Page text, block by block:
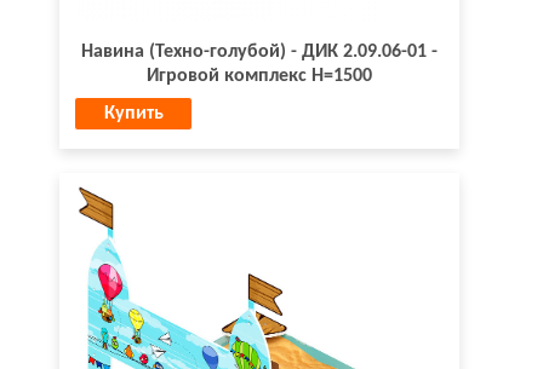
Навина (Техно-голубой) - ДИК 2.09.06-01 -
Игровой комплекс H=1500
Купить